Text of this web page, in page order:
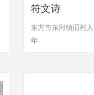
符文诗
东方市东河镇旧村
年